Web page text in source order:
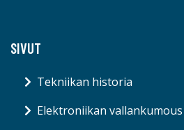
SIVUT
Tekniikan historia
Elektroniikan vallankumous